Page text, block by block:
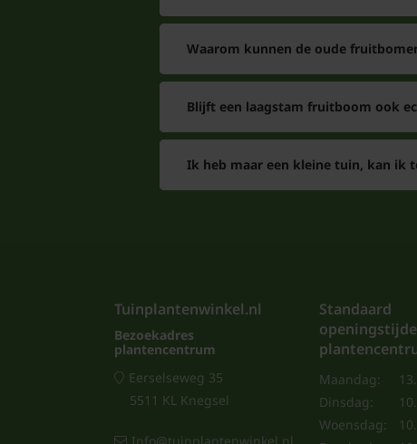
Waarom kunnen de oude
Blijft een laagstam fruitboom ook
Ik heb maar een kleine tuin, kan ik
Tuinplantenwinkel.nl
Bezoekadres
plantencentrum
Eerselseweg 35
5511 KL Knegsel
Standaard
Maandag:
Dinsdag:
Woensdag: